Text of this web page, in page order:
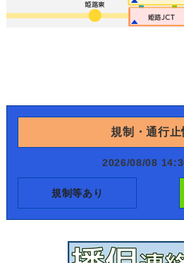
規制・通行止
2026/08/08
規制等あり